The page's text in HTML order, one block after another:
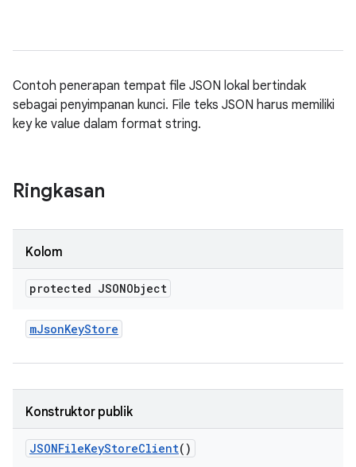
Contoh penerapan tempat file JSON lokal bertindak
sebagai penyimpanan kunci. File teks JSON harus memiliki
key ke value dalam format string.
Ringkasan
Kolom
protected JSONObject
mJsonKeyStore
Konstruktor publik
JSONFileKeyStoreClient()